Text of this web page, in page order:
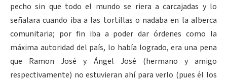
pecho sin que todo el mundo se riera a carcajadas y lo
señalara cuando iba a las tortillas o nadaba en la alberca
comunitaria; por fin iba a poder dar órdenes como la
máxima autoridad del país, lo había logrado, era una pena
que Ramon José y Ángel José (hermano y amigo
respectivamente) no estuvieran ahí para verlo (pues él los